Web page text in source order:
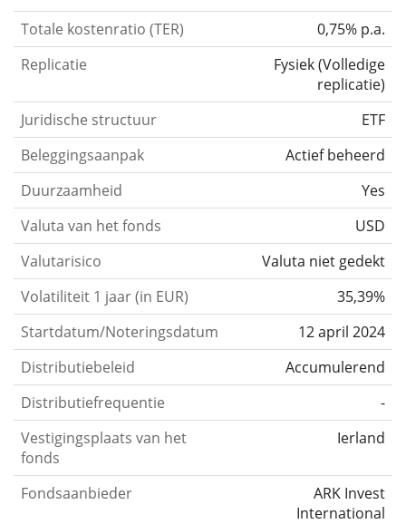
Totale kostenratio (TER)
0,75% p.a.
Replicatie
Fysiek(Volledige
replicatie)
Juridische structuur
ETF
Beleggingsaanpak
Actief beheerd
Duurzaamheid
Yes
Valuta van het fonds
USD
Valutarisico
Valuta niet gedekt
Volatiliteit 1 jaar (in EUR)
35,39%
Startdatum/Noteringsdatum
12 april 2024
Distributiebeleid
Accumulerend
Distributiefrequentie
-
Vestigingsplaats van het
fonds
Ierland
Fondsaanbieder
ARK Invest
International